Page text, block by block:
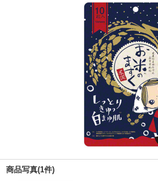
商品写真(1件)